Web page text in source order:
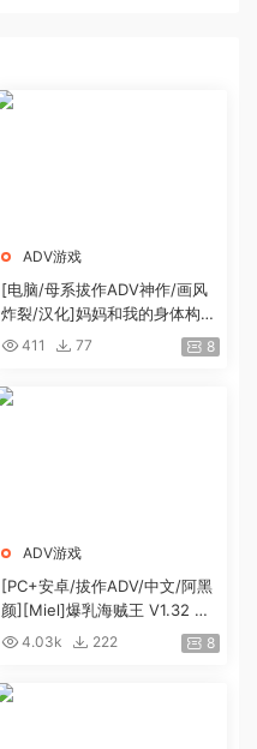
ADV游戏
[电脑/母系拔作ADV神作/画风
炸裂/汉化]妈妈和我的身体构造
只要对母亲内射就是尽孝的世界
AI汉化版+全CG存档[新汉化/C
V][1.3G]
411 77 8
ADV游戏
[PC+安卓/拔作ADV/中文/阿黑
颜][Miel]爆乳海贼王 V1.32 官
方中文完结版[全CV/2G]
4.03k 222 8